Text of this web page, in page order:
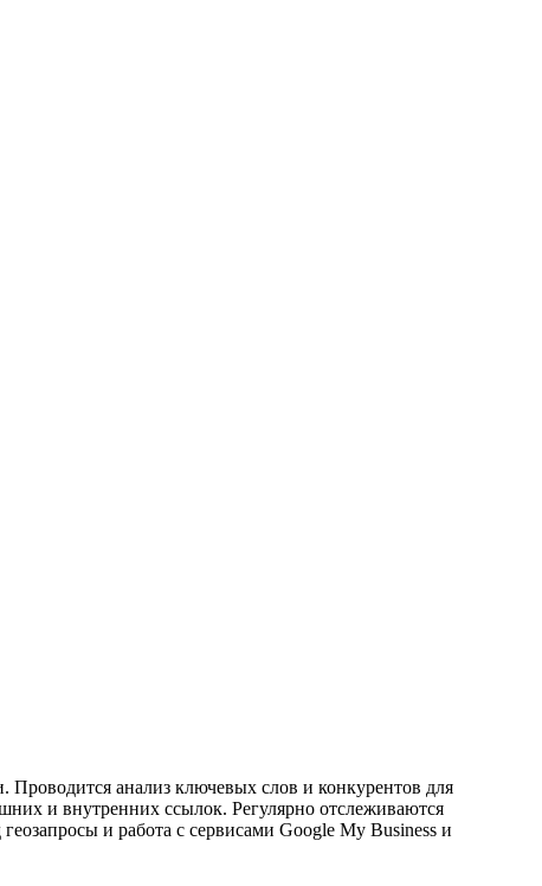
Проводится анализ ключевых слов и конкурентов для
и внутренних ссылок. Регулярно отслеживаются
и работа с сервисами Google My Business и